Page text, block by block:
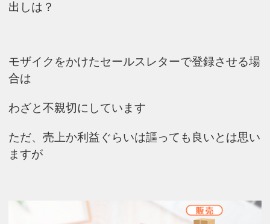
出しは？
モザイクをかけたセールスレターで登録させる場
合は
わざと不親切にしています
ただ、売上か利益ぐらいは謳っても良いとは思い
ますが